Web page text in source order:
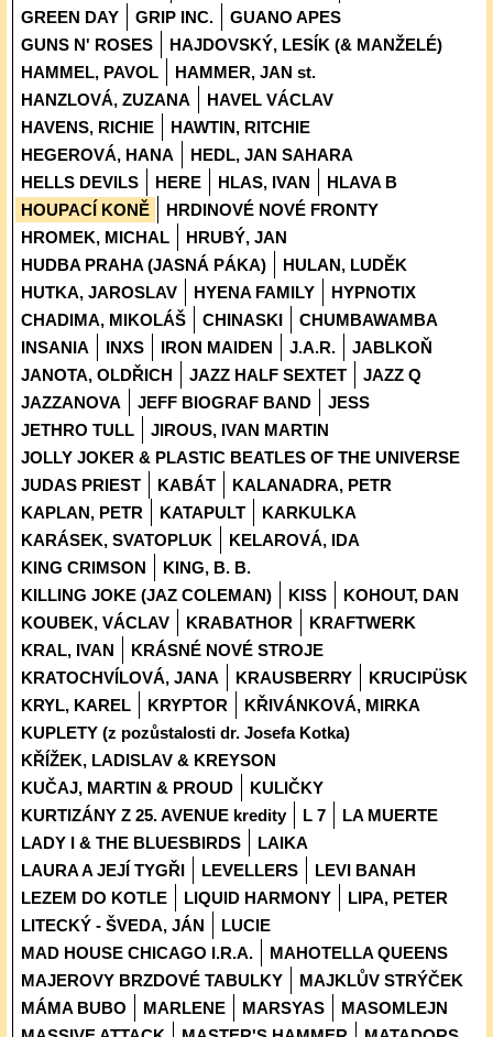
GREEN DAY
GRIP INC.
GUANO APES
GUNS N' ROSES
HAJDOVSKÝ, LESÍK (& MANŽELÉ)
HAMMEL, PAVOL
HAMMER, JAN st.
HANZLOVÁ, ZUZANA
HAVEL VÁCLAV
HAVENS, RICHIE
HAWTIN, RITCHIE
HEGEROVÁ, HANA
HEDL, JAN SAHARA
HELLS DEVILS
HERE HLAS, IVAN
HLAVA B
HOUPACÍ KONĚ
HRDINOVÉ NOVÉ FRONTY
HROMEK, MICHAL
HRUBÝ, JAN
HUDBA PRAHA (JASNÁ PÁKA)
HULAN, LUDĚK
HUTKA, JAROSLAV
HYENA FAMILY
HYPNOTIX
CHADIMA, MIKOLÁŠ
CHINASKI
CHUMBAWAMBA
INSANIA
INXS IRON MAIDEN J.A.R.
JABLKOŇ
JANOTA, OLDŘICH
JAZZ HALF SEXTET
JAZZ Q
JAZZANOVA
JEFF BIOGRAF BAND
JESS
JETHRO TULL
JIROUS, IVAN MARTIN
JOLLY JOKER & PLASTIC BEATLES OF THE UNIVERSE
JUDAS PRIEST
KABÁT
KALANADRA, PETR
KAPLAN, PETR
KATAPULT
KARKULKA
KARÁSEK, SVATOPLUK
KELAROVÁ, IDA
KING CRIMSON
KING, B. B.
KILLING JOKE (JAZ COLEMAN)
KISS
KOHOUT, DAN
KOUBEK, VÁCLAV
KRABATHOR
KRAFTWERK
KRAL, IVAN
KRÁSNÉ NOVÉ STROJE
KRATOCHVÍLOVÁ, JANA
KRAUSBERRY
KRUCIPÜSK
KRYL, KAREL
KRYPTOR
KŘIVÁNKOVÁ, MIRKA
KUPLETY (z pozůstalosti dr. Josefa Kotka)
KŘÍŽEK, LADISLAV & KREYSON
KUČAJ, MARTIN & PROUD
KULIČKY
KURTIZÁNY Z 25. AVENUE kredity
L 7
LA MUERTE
LADY I & THE BLUESBIRDS
LAIKA
LAURA A JEJÍ TYGŘI
LEVELLERS
LEVI BANAH
LEZEM DO KOTLE
LIQUID HARMONY
LIPA, PETER
LITECKÝ - ŠVEDA, JÁN
LUCIE
MAD HOUSE CHICAGO I.R.A.
MAHOTELLA QUEENS
MAJEROVY BRZDOVÉ TABULKY
MAJKLŮV STRÝČEK
MÁMA BUBO
MARLENE MARSYAS
MASOMLEJN